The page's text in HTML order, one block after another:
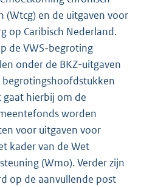
(Wtcg) en de uitgaven voor
op Caribisch Nederland.
de VWS-begroting
onder de BKZ-uitgaven
gaat hierbij om de
worden
voor uitgaven voor
kader van de Wet
(Wmo). Verder zijn
op de aanvullende post